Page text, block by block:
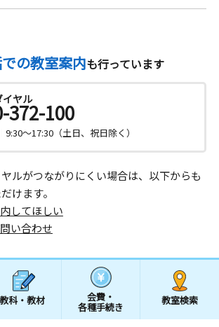
の教室案内も行っています
イヤル
372-100
9:30～17:30（土日、祝日除く）
ルがつながりにくい場合は、以下からも
けます。
してほしい
い合わせ
教科・教材 会費・
各種手続き
教室検索